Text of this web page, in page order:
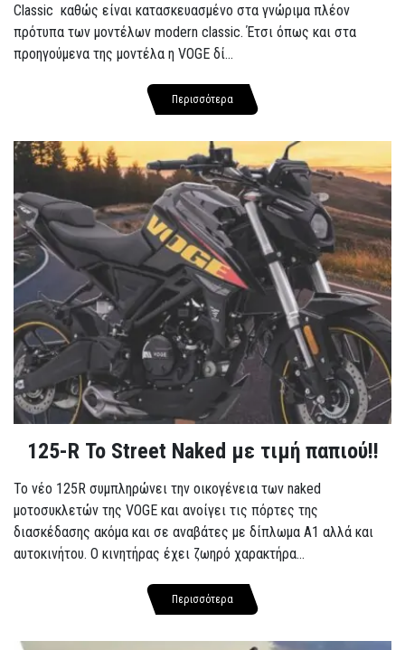
Classic καθώς είναι κατασκευασμένο στα γνώριμα πλέον
πρότυπα των μοντέλων modern classic. Έτσι όπως και στα
προηγούμενα της μοντέλα η VOGE δί...
Περισσότερα
125-R Το Street Naked με τιμή παπιού!!
Το νέο 125R συμπληρώνει την οικογένεια των naked
μοτοσυκλετών της VOGE και ανοίγει τις πόρτες της
διασκέδασης ακόμα και σε αναβάτες με δίπλωμα A1 αλλά και
αυτοκινήτου. Ο κινητήρας έχει ζωηρό χαρακτήρα...
Περισσότερα